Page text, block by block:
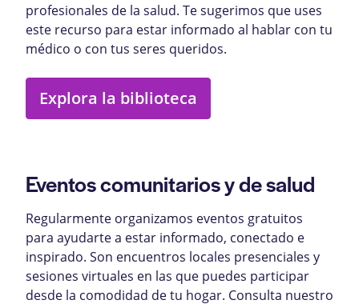
profesionales de la salud. Te sugerimos que uses
este recurso para estar informado al hablar con tu
médico o con tus seres queridos.
Explora la biblioteca
Eventos comunitarios y de salud
Regularmente organizamos eventos gratuitos
para ayudarte a estar informado, conectado e
inspirado. Son encuentros locales presenciales y
sesiones virtuales en las que puedes participar
desde la comodidad de tu hogar. Consulta nuestro